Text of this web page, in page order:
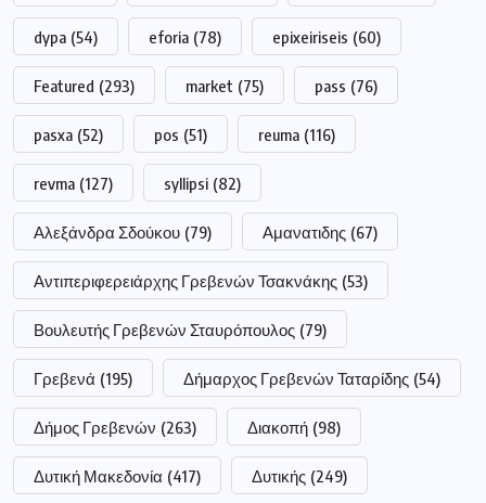
dypa (54) eforia (78) epixeiriseis (60)
Featured (293) market (75) pass (76)
pasxa (52) pos (51) reuma (116)
revma (127) syllipsi (82)
Αλεξάνδρα Σδούκου (79) Αμανατιδης (67)
Αντιπεριφερειάρχης Γρεβενών Τσακνάκης (53)
Βουλευτής Γρεβενών Σταυρόπουλος (79)
Γρεβενά (195) Δήμαρχος Γρεβενών Ταταρίδης (54)
Δήμος Γρεβενών (263) Διακοπή (98)
Δυτική Μακεδονία (417) Δυτικής (249)